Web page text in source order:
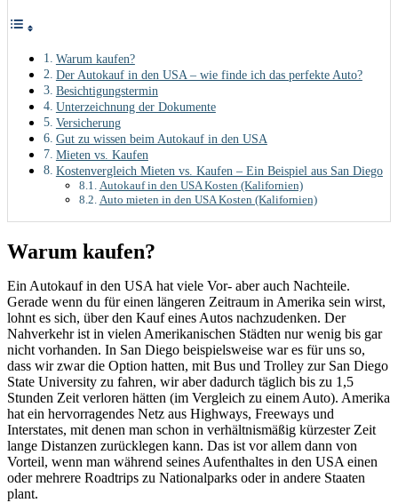
Warum kaufen?
Der Autokauf in den USA – wie finde ich das perfekte Auto?
Besichtigungstermin
Unterzeichnung der Dokumente
Versicherung
Gut zu wissen beim Autokauf in den USA
Mieten vs. Kaufen
Kostenvergleich Mieten vs. Kaufen – Ein Beispiel aus San Diego
Autokauf in den USA Kosten (Kalifornien)
Auto mieten in den USA Kosten (Kalifornien)
Warum kaufen?
Ein Autokauf in den USA hat viele Vor- aber auch Nachteile.
Gerade wenn du für einen längeren Zeitraum in Amerika sein wirst,
lohnt es sich, über den Kauf eines Autos nachzudenken. Der
Nahverkehr ist in vielen Amerikanischen Städten nur wenig bis gar
nicht vorhanden. In San Diego beispielsweise war es für uns so,
dass wir zwar die Option hatten, mit Bus und Trolley zur San Diego
State University zu fahren, wir aber dadurch täglich bis zu 1,5
Stunden Zeit verloren hätten (im Vergleich zu einem Auto). Amerika
hat ein hervorragendes Netz aus Highways, Freeways und
Interstates, mit denen man schon in verhältnismäßig kürzester Zeit
lange Distanzen zurücklegen kann. Das ist vor allem dann von
Vorteil, wenn man während seines Aufenthaltes in den USA einen
oder mehrere Roadtrips zu Nationalparks oder in andere Staaten
plant.